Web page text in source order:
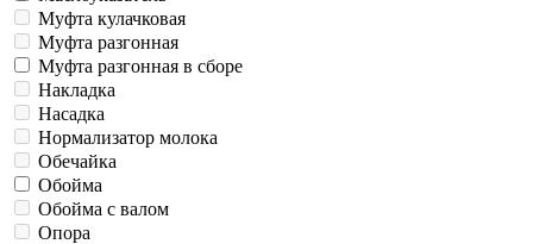
Муфта кулачковая
Муфта разгонная
Муфта разгонная в сборе
Накладка
Насадка
Нормализатор молока
Обечайка
Обойма
Обойма с валом
Опора